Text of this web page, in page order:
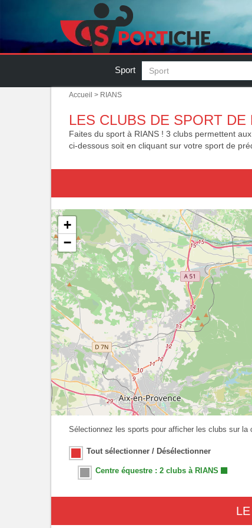
Sport
Accueil > RIANS
LES CLUBS DE SPORT DE
Faites du sport à RIANS ! 3 clubs permettent
ci-dessous soit en cliquant sur votre sport de
+
−
Sélectionnez les sports pour afficher les clubs sur la
Tout sélectionner / Désélectionner
Centre équestre : 2 clubs à RIANS